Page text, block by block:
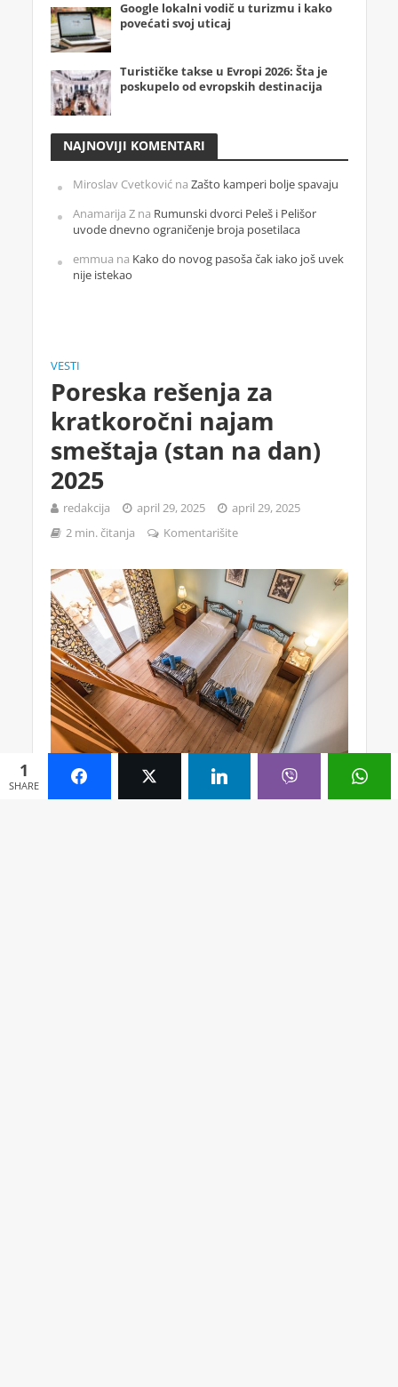
Google lokalni vodič u turizmu i kako
povećati svoj uticaj
Turističke takse u Evropi 2026: Šta je
poskupelo od evropskih destinacija
NAJNOVIJI KOMENTARI
Miroslav Cvetkovićna Zašto kamperi bolje spavaju
Anamarija Zna Rumunski dvorci Peleš i Pelišor
uvode dnevno ograničenje broja posetilaca
emmua na Kako do novog pasoša čak iako još uvek
nije istekao
VESTI
Poreska rešenja za
kratkoročni najam
smeštaja (stan na dan)
2025
redakcija april 29, 2025
april 29, 2025
2 min. čitanja
Komentarišite
1
SHARE